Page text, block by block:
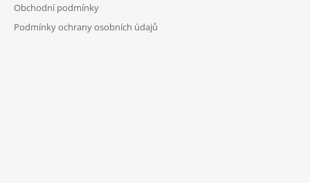
Obchodní podmínky
Podmínky ochrany osobních údajů